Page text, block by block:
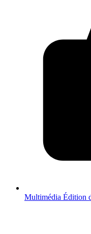
Multimédia Édition